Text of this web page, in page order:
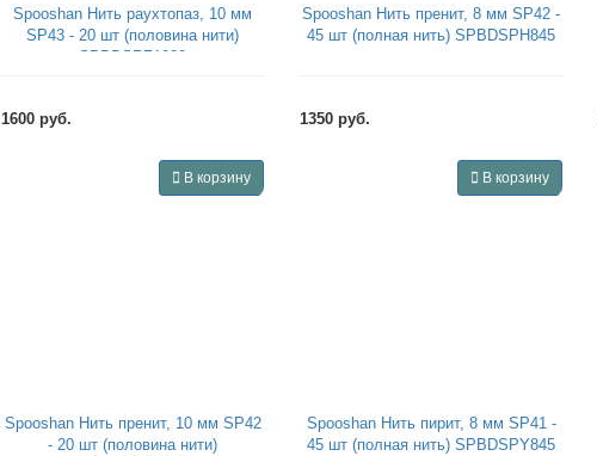
Spooshan Нить раухтопаз, 10 мм
SP43 - 20 шт (половина нити)
SPBDSRZ1020
1600 руб.
В корзину
Spooshan Нить пренит, 8 мм SP42 -
45 шт (полная нить) SPBDSPH845
1350 руб.
В корзину
Spooshan Нить пренит, 10 мм SP42
- 20 шт (половина нити)
Spooshan Нить пирит, 8 мм SP41 -
45 шт (полная нить) SPBDSPY845